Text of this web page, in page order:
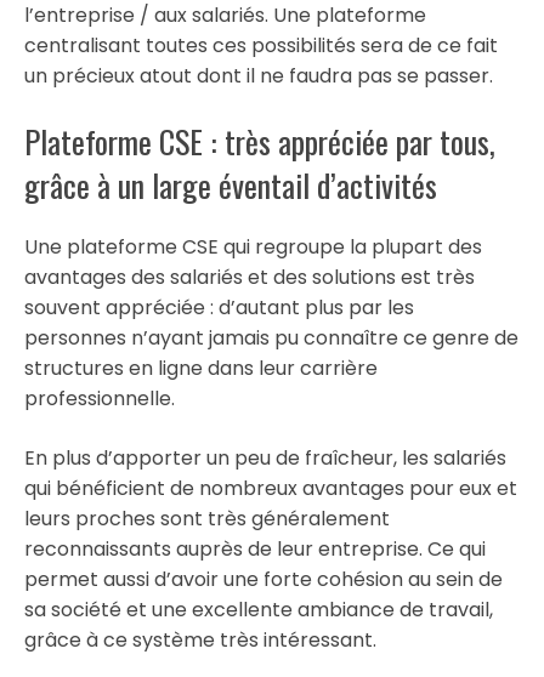
l’entreprise / aux salariés. Une plateforme
centralisant toutes ces possibilités sera de ce fait
un précieux atout dont il ne faudra pas se passer.
Plateforme CSE : très appréciée par tous,
grâce à un large éventail d’activités
Une plateforme CSE qui regroupe la plupart des
avantages des salariés et des solutions est très
souvent appréciée : d’autant plus par les
personnes n’ayant jamais pu connaître ce genre de
structures en ligne dans leur carrière
professionnelle.
En plus d’apporter un peu de fraîcheur, les salariés
qui bénéficient de nombreux avantages pour eux et
leurs proches sont très généralement
reconnaissants auprès de leur entreprise. Ce qui
permet aussi d’avoir une forte cohésion au sein de
sa société et une excellente ambiance de travail,
grâce à ce système très intéressant.